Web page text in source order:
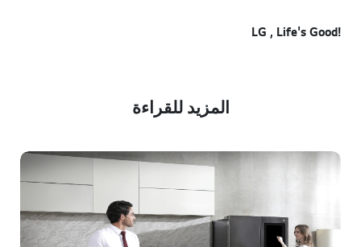
!LG , Life's Good
المزيد للقراءة